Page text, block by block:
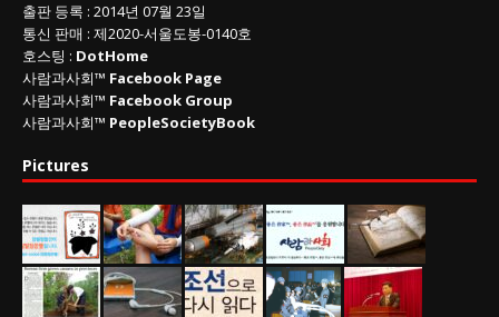
출판 등록 : 2014년 07월 23일
통신 판매 : 제2020-서울도봉-0140호
호스팅 : DotHome
사람과사회™ Facebook Page
사람과사회™ Facebook Group
사람과사회™ PeopleSocietyBook
Pictures